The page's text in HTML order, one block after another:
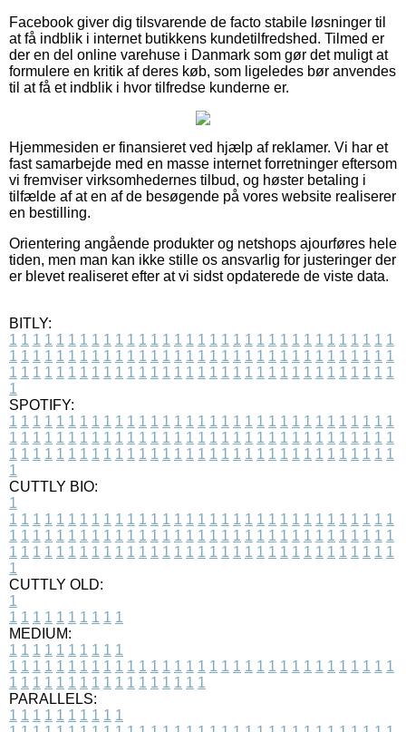
Facebook giver dig tilsvarende de facto stabile løsninger til
at få indblik i internet butikkens kundetilfredshed. Tilmed er
der en del online varehuse i Danmark som gør det muligt at
formulere en kritik af deres køb, som ligeledes bør anvendes
til at få et indblik i hvor tilfredse kunderne er.
Hjemmesiden er finansieret ved hjælp af reklamer. Vi har et
fast samarbejde med en masse internet forretninger eftersom
vi fremviser virksomhedernes tilbud, og høster betaling i
tilfælde af at en af de besøgende på vores website realiserer
en bestilling.
Orientering angående produkter og netshops ajourføres hele
tiden, men man kan ikke stille os ansvarlig for justeringer der
er blevet realiseret efter at vi sidst opdaterede de viste data.
BITLY:
1 1 1 1 1 1 1 1 1 1 1 1 1 1 1 1 1 1 1 1 1 1 1 1 1 1 1 1 1 1 1 1 1
1 1 1 1 1 1 1 1 1 1 1 1 1 1 1 1 1 1 1 1 1 1 1 1 1 1 1 1 1 1 1 1 1
1 1 1 1 1 1 1 1 1 1 1 1 1 1 1 1 1 1 1 1 1 1 1 1 1 1 1 1 1 1 1 1 1
1
SPOTIFY:
1 1 1 1 1 1 1 1 1 1 1 1 1 1 1 1 1 1 1 1 1 1 1 1 1 1 1 1 1 1 1 1 1
1 1 1 1 1 1 1 1 1 1 1 1 1 1 1 1 1 1 1 1 1 1 1 1 1 1 1 1 1 1 1 1 1
1 1 1 1 1 1 1 1 1 1 1 1 1 1 1 1 1 1 1 1 1 1 1 1 1 1 1 1 1 1 1 1 1
1
CUTTLY BIO:
1
1 1 1 1 1 1 1 1 1 1 1 1 1 1 1 1 1 1 1 1 1 1 1 1 1 1 1 1 1 1 1 1 1
1 1 1 1 1 1 1 1 1 1 1 1 1 1 1 1 1 1 1 1 1 1 1 1 1 1 1 1 1 1 1 1 1
1 1 1 1 1 1 1 1 1 1 1 1 1 1 1 1 1 1 1 1 1 1 1 1 1 1 1 1 1 1 1 1 1
1
CUTTLY OLD:
1
1 1 1 1 1 1 1 1 1 1
MEDIUM:
1 1 1 1 1 1 1 1 1 1
1 1 1 1 1 1 1 1 1 1 1 1 1 1 1 1 1 1 1 1 1 1 1 1 1 1 1 1 1 1 1 1 1
1 1 1 1 1 1 1 1 1 1 1 1 1 1 1 1 1
PARALLELS:
1 1 1 1 1 1 1 1 1 1